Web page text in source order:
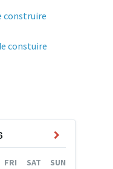
construire
constuire
Next
FRI SAT SUN